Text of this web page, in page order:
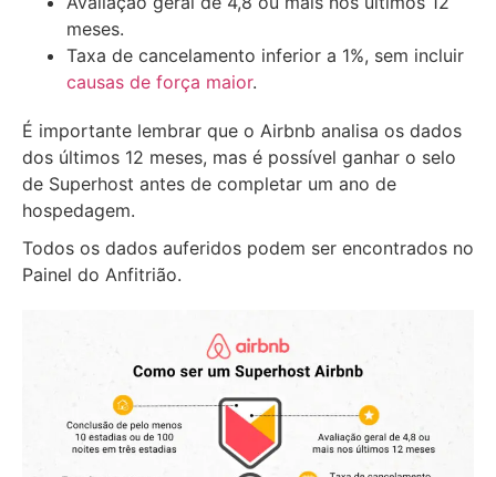
meses.
Taxa de cancelamento inferior a 1%, sem incluir
causas de força maior.
É importante lembrar que o Airbnb analisa os dados
dos últimos 12 meses, mas é possível ganhar o selo
de Superhost antes de completar um ano de
hospedagem.
Todos os dados auferidos podem ser encontrados no
Painel do Anfitrião.